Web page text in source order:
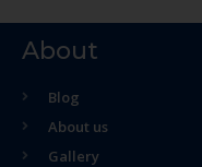
About
Blog
About us
Gallery